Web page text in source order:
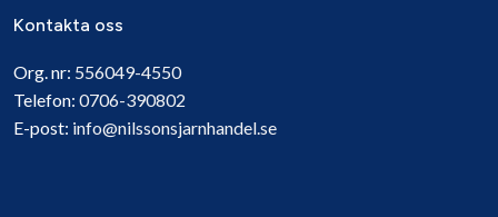
Kontakta oss
Org. nr: 556049-4550
Telefon: 0706-390802
E-post: info@nilssonsjarnhandel.se